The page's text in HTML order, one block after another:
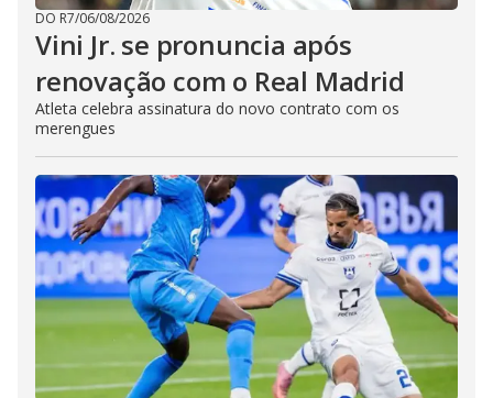
DO R7/06/08/2026
Vini Jr. se pronuncia após
renovação com o Real Madrid
Atleta celebra assinatura do novo contrato com os
merengues